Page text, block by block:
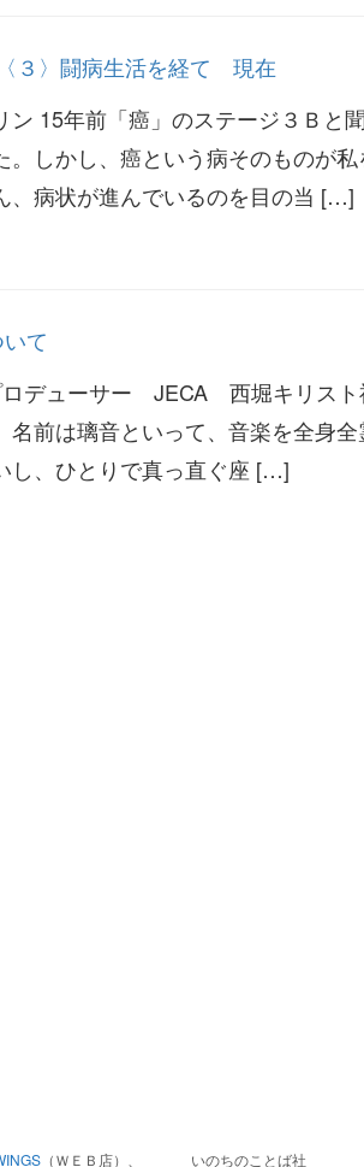
３〉闘病生活を経て 現在
15年前「癌」のステージ３Ｂと
しかし、癌という病そのものが
、病状が進んでいるのを目の当 […]
て
ロデューサー JECA 西堀キリスト
前は璃音といって、音楽を全身全
し、ひとりで真っ直ぐ座 […]
（ＷＥＢ店）、 いのちのことば社